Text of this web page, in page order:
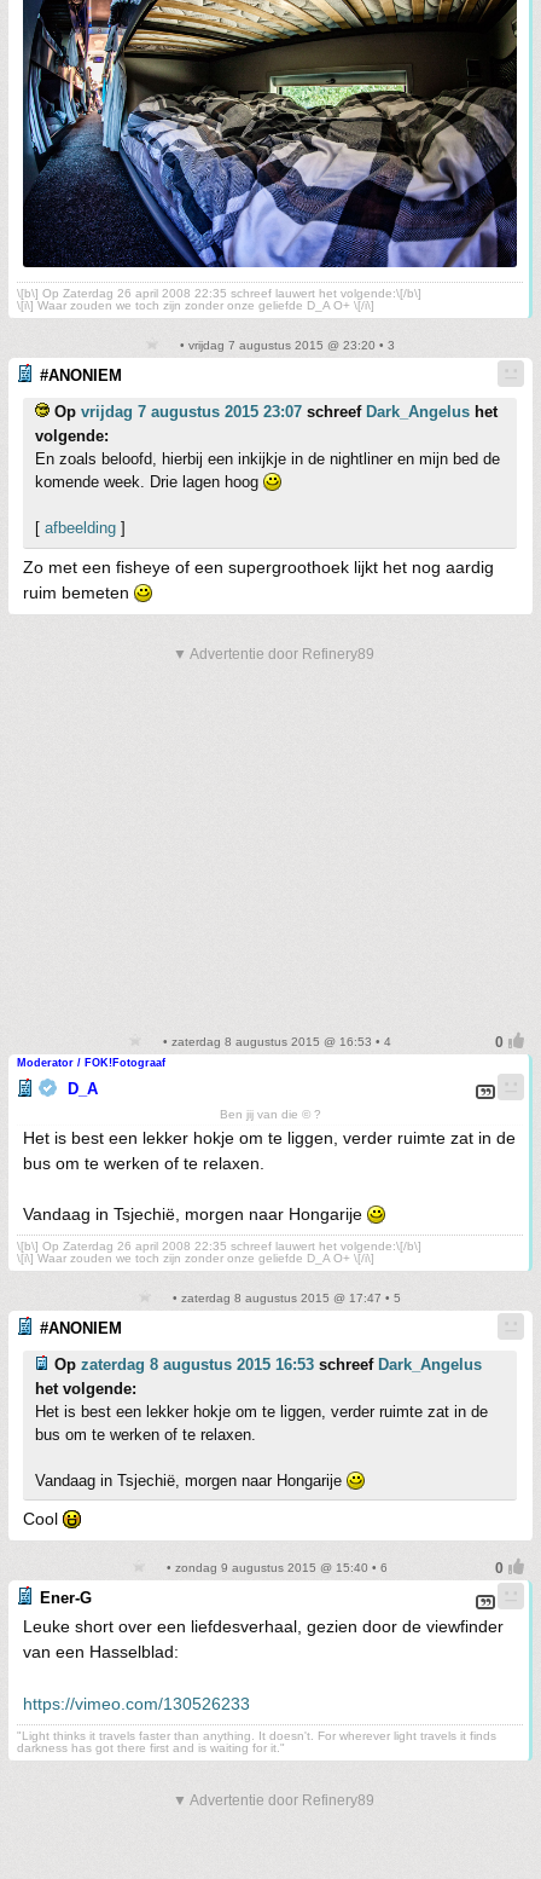
\[b\] Op Zaterdag 26 april 2008 22:35 schreef lauwert het volgende:\[/b\]
\[i\] Waar zouden we toch zijn zonder onze geliefde D_A O+ \[/i\]
• vrijdag 7 augustus 2015 @ 23:20 • 3
#ANONIEM
Op vrijdag 7 augustus 2015 23:07 schreef Dark_Angelus het
volgende:
En zoals beloofd, hierbij een inkijkje in de nightliner en mijn bed de
komende week. Drie lagen hoog
[ afbeelding ]
Zo met een fisheye of een supergroothoek lijkt het nog aardig
ruim bemeten
▼ Advertentie door Refinery89
• zaterdag 8 augustus 2015 @ 16:53 • 4
Moderator / FOK!Fotograaf
D_A
Ben jij van die © ?
Het is best een lekker hokje om te liggen, verder ruimte zat in de
bus om te werken of te relaxen.
Vandaag in Tsjechië, morgen naar Hongarije
\[b\] Op Zaterdag 26 april 2008 22:35 schreef lauwert het volgende:\[/b\]
\[i\] Waar zouden we toch zijn zonder onze geliefde D_A O+ \[/i\]
• zaterdag 8 augustus 2015 @ 17:47 • 5
#ANONIEM
Op zaterdag 8 augustus 2015 16:53 schreef Dark_Angelus
het volgende:
Het is best een lekker hokje om te liggen, verder ruimte zat in de
bus om te werken of te relaxen.
Vandaag in Tsjechië, morgen naar Hongarije
Cool
• zondag 9 augustus 2015 @ 15:40 • 6
Ener-G
Leuke short over een liefdesverhaal, gezien door de viewfinder
van een Hasselblad:
https://vimeo.com/130526233
"Light thinks it travels faster than anything. It doesn't. For wherever light travels it finds
darkness has got there first and is waiting for it."
▼ Advertentie door Refinery89